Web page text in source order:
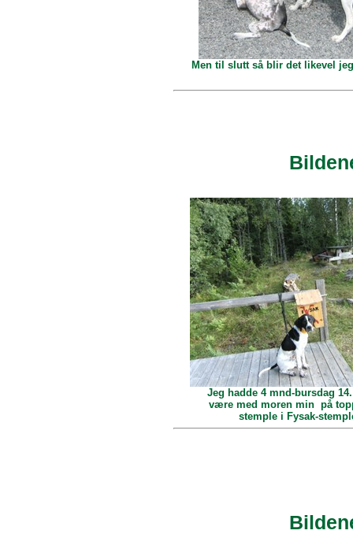
Men til slutt så blir det likevel
Jeg hadde 4 mnd-bursdag
være med moren min på
stemple i Fysak-